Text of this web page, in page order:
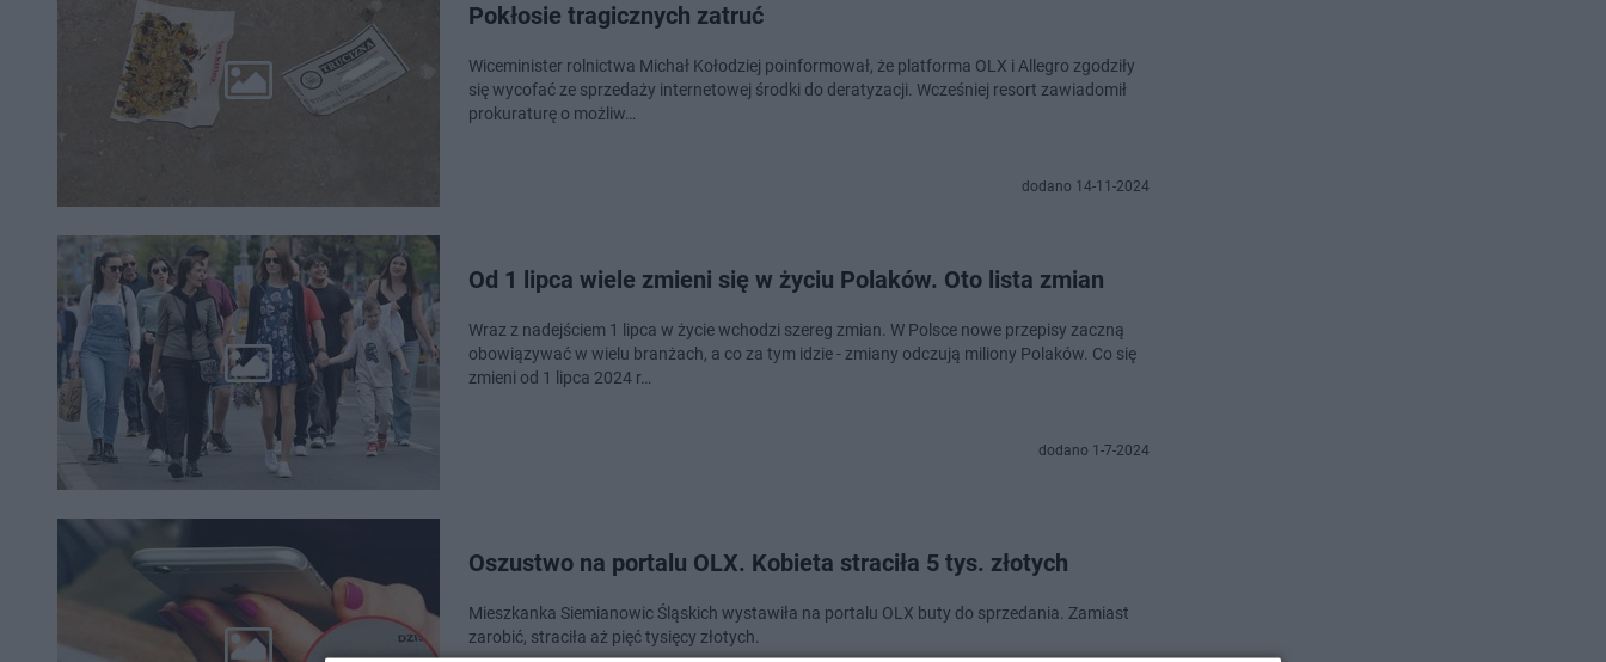
Pokłosie tragicznych zatruć
Wiceminister rolnictwa Michał Kołodziej poinformował, że platforma OLX i Allegro zgodziły
się wycofać ze sprzedaży internetowej środki do deratyzacji. Wcześniej resort zawiadomił
prokuraturę o możliw…
dodano 14-11-2024
Od 1 lipca wiele zmieni się w życiu Polaków. Oto lista zmian
Wraz z nadejściem 1 lipca w życie wchodzi szereg zmian. W Polsce nowe przepisy zaczną
obowiązywać w wielu branżach, a co za tym idzie - zmiany odczują miliony Polaków. Co się
zmieni od 1 lipca 2024 r…
dodano 1-7-2024
Oszustwo na portalu OLX. Kobieta straciła 5 tys. złotych
Mieszkanka Siemianowic Śląskich wystawiła na portalu OLX buty do sprzedania. Zamiast
zarobić, straciła aż pięć tysięcy złotych.